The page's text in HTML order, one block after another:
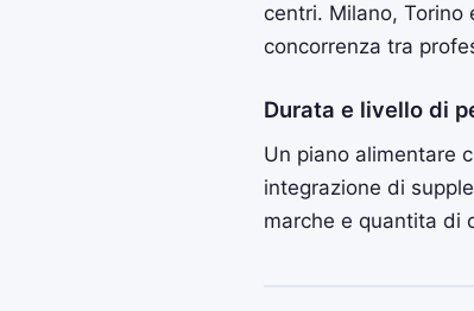
centri. Milano,
concorrenza tra
Durata e livello di
Un piano alimentare
integrazione di
marche e quantita di